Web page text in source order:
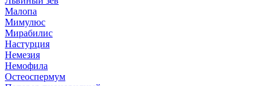
Малопа
Мимулюс
Мирабилис
Настурция
Немезия
Немофила
Остеоспермум